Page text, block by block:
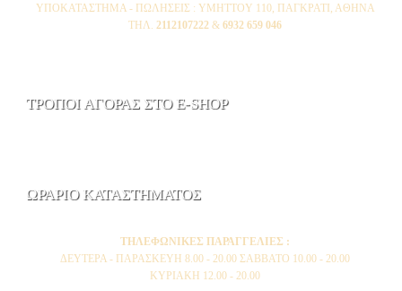
ΥΠΟΚΑΤΑΣΤΗΜΑ - ΠΩΛΗΣΕΙΣ : YMHTTOY 110, ΠΑΓΚΡΑΤΙ, ΑΘΗΝΑ
ΤΗΛ.2112107222 &6932 659 046
ΤΡΟΠΟΙ ΑΓΟΡΑΣ ΣΤΟ E-SHOP
ΩΡΑΡΙΟ ΚΑΤΑΣΤΗΜΑΤΟΣ
ΤΗΛΕΦΩΝΙΚΕΣ ΠΑΡΑΓΓΕΛΙΕΣ :
ΔΕΥΤΕΡΑ - ΠΑΡΑΣΚΕΥΗ 8.00 - 20.00 ΣΑΒΒΑΤΟ 10.00 - 20.00
ΚΥΡΙΑΚΗ 12.00 - 20.00